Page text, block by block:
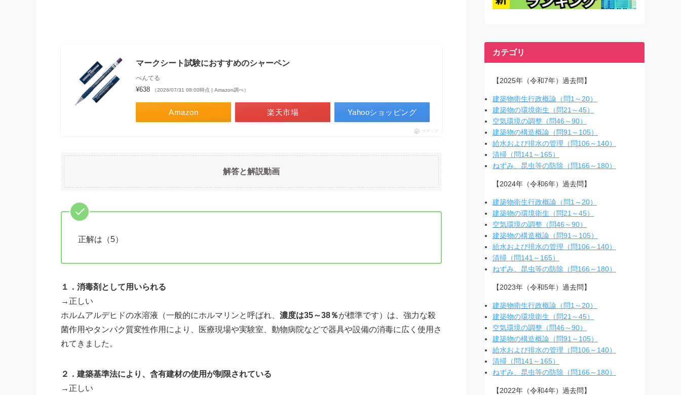
マークシート試験におすすめのシャーペン
ぺんてる
¥638 （2026/07/31 08:00時点 | Amazon調べ）
Amazon 楽天市場 Yahooショッピング
ポチップ
解答と解説動画
正解は（5）
１．消毒剤として用いられる
→正しい
ホルムアルデヒドの水溶液（一般的にホルマリンと呼ばれ、 濃度は35～38％が標準です）は、強力な殺
菌作用やタンパク質変性作用により、医療現場や実験室、動物病院などで器具や設備の消毒に広く使用さ
れてきました。
２．建築基準法により、含有建材の使用が制限されている
→正しい
カテゴリ
【2025年（令和7年）過去問】
建築物衛生行政概論（問1～20）
建築物の環境衛生（問21～45）
空気環境の調整（問46～90）
建築物の構造概論（問91～105）
給水および排水の管理（問106～140）
清掃（問141～165）
ねずみ、昆虫等の防除（問166～180）
【2024年（令和6年）過去問】
建築物衛生行政概論（問1～20）
建築物の環境衛生（問21～45）
空気環境の調整（問46～90）
建築物の構造概論（問91～105）
給水および排水の管理（問106～140）
清掃（問141～165）
ねずみ、昆虫等の防除（問166～180）
【2023年（令和5年）過去問】
建築物衛生行政概論（問1～20）
建築物の環境衛生（問21～45）
空気環境の調整（問46～90）
建築物の構造概論（問91～105）
給水および排水の管理（問106～140）
清掃（問141～165）
ねずみ、昆虫等の防除（問166～180）
【2022年（令和4年）過去問】